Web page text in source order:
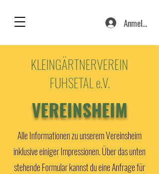
Anmelden
KLEINGÄRTNERVEREIN
FUHSETAL e.V.
VEREINSHEIM
Alle Informationen zu unserem Vereinsheim
inklusive einiger Impressionen. Über das unten
stehende Formular kannst du eine Anfrage für